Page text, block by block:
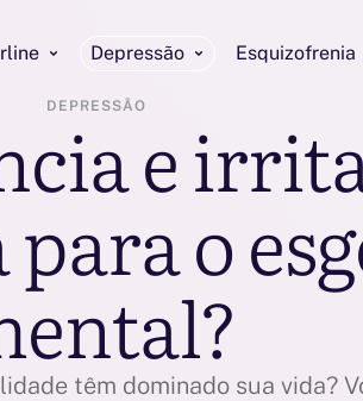
Depressão Esquizofrenia
DEPRESSÃO e
o
têm dominado sua vida?